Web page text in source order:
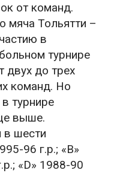
от команд.
мяча Тольятти –
в
турнире
двух до трех
команд. Но
турнире
выше.
в шести
96 г.р.; «В»
«D» 1988-90